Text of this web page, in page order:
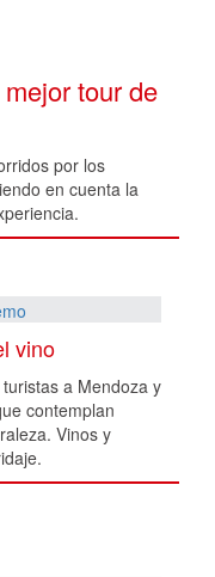
tour de
por los
en cuenta la
vino
a Mendoza y
contemplan
Vinos y